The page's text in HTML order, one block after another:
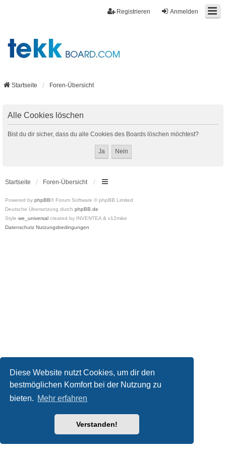
Diese Website nutzt Cookies, um dir den
bestmöglichen Komfort bei der Nutzung zu
bieten. Mehr erfahren
Verstanden!
Anmelden
Registrieren
Startseite Foren-Übersicht
Alle Cookies löschen
Bist du dir sicher, dass du alle Cookies des Boards löschen möchtest?
Startseite Foren-Übersicht
Powered by phpBB® Forum Software © phpBB Limited
Deutsche Übersetzung durch phpBB.de
Style we_universal created by INVENTEA & v12mike
Datenschutz Nutzungsbedingungen